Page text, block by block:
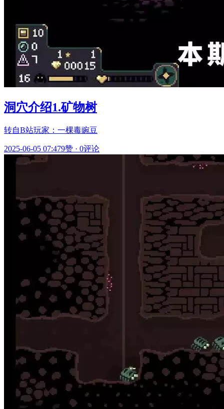
洞穴介绍1.矿物树
转自B站玩家：一棵毒豌豆
2025-06-05 07:479赞 · 0评论